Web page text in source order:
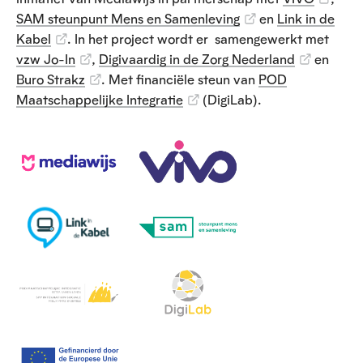
SAM steunpunt Mens en Samenleving
en Link in de
Kabel
. In het project wordt er samengewerkt met
vzw Jo-In
, Digivaardig in de Zorg Nederland
en
Buro Strakz
. Met financiële steun van POD
Maatschappelijke Integratie
(DigiLab).